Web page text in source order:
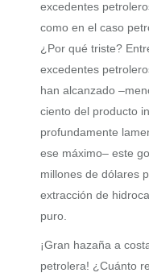
excedentes
como en el caso
¿Por qué triste?
excedentes
han alcanzado
ciento del producto
profundamente
ese máximo– este
millones de dólares
extracción de
puro.
¡Gran hazaña a
petrolera! ¿Cuánto